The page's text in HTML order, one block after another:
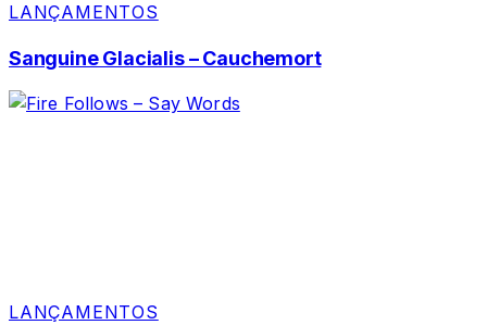
LANÇAMENTOS
Sanguine Glacialis – Cauchemort
LANÇAMENTOS